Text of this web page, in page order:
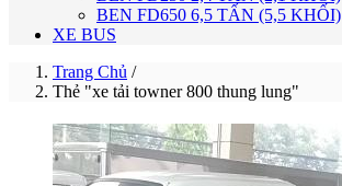
BEN FD650 6,5 TẤN (5,5 KHỐI)
XE BUS
Trang Chủ /
Thẻ "xe tải towner 800 thung lung"